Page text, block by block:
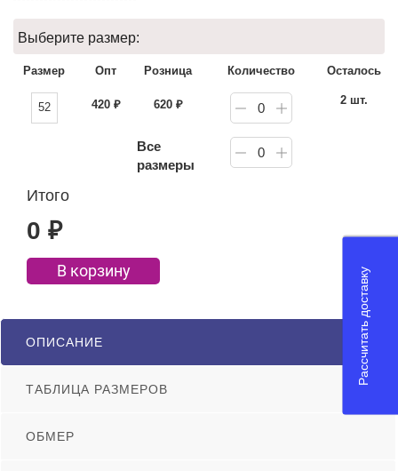
Выберите размер:
Размер Опт Розница Количество Осталось
52 420 ₽ 620 ₽ 0
2 шт.
Все
размеры
0
Итого
0 ₽
В корзину
ОПИСАНИЕ
ТАБЛИЦА РАЗМЕРОВ
ОБМЕР
Рассчитать доставку